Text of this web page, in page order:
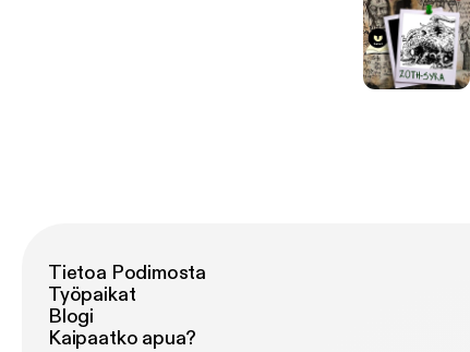
Tietoa Podimosta
Työpaikat
Blogi
Kaipaatko apua?